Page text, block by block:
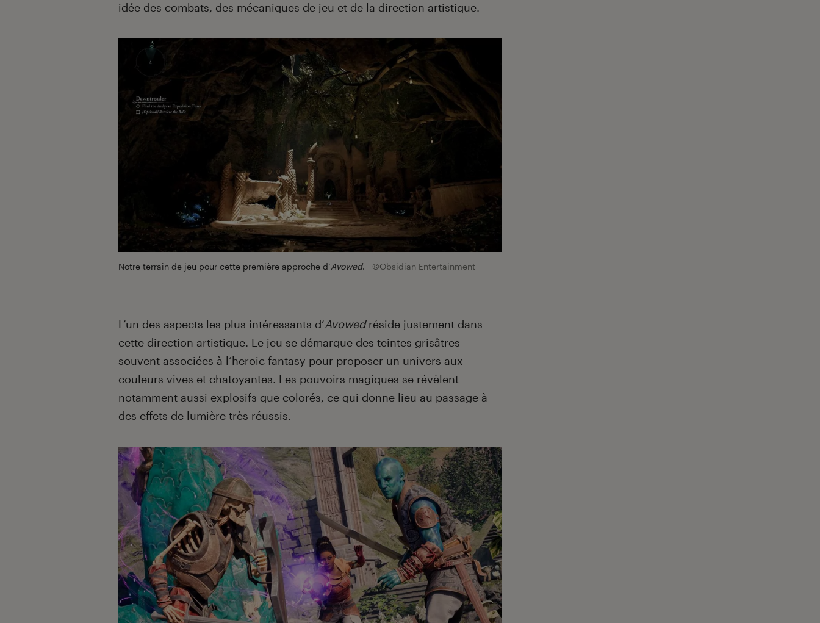
idée des combats, des mécaniques de jeu et de la direction artistique.
Notre terrain de jeu pour cette première approche d’Avowed. ©Obsidian Entertainment
L’un des aspects les plus intéressants d’Avowedréside justement dans
cette direction artistique. Le jeu se démarque des teintes grisâtres
souvent associées à l’heroic fantasy pour proposer un univers aux
couleurs vives et chatoyantes. Les pouvoirs magiques se révèlent
notamment aussi explosifs que colorés, ce qui donne lieu au passage à
des effets de lumière très réussis.